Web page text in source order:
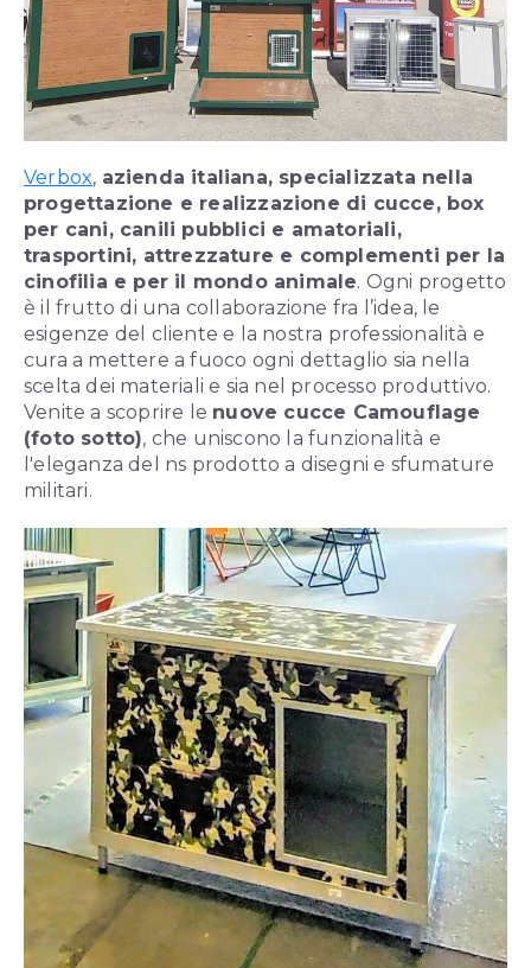
Verbox, azienda italiana, specializzata nella
progettazione e realizzazione di cucce, box
per cani, canili pubblici e amatoriali,
trasportini, attrezzature e complementi per la
cinofilia e per il mondo animale. Ogni progetto
è il frutto di una collaborazione fra l’idea, le
esigenze del cliente e la nostra professionalità e
cura a mettere a fuoco ogni dettaglio sia nella
scelta dei materiali e sia nel processo produttivo.
Venite a scoprire le nuove cucce Camouflage
(foto sotto), che uniscono la funzionalità e
l'eleganza del ns prodotto a disegni e sfumature
militari.